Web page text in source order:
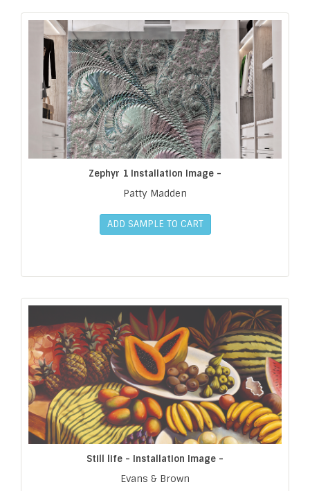
Zephyr 1 Installation Image -
Patty Madden
ADD SAMPLE TO CART
Still life - Installation Image -
Evans & Brown